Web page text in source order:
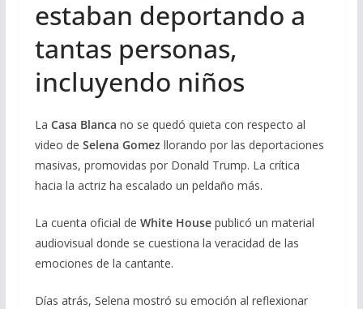
estaban deportando a
tantas personas,
incluyendo niños
La Casa Blanca no se quedó quieta con respecto al
video de Selena Gomez llorando por las deportaciones
masivas, promovidas por Donald Trump. La crítica
hacia la actriz ha escalado un peldaño más.
La cuenta oficial de White Housepublicó un material
audiovisual donde se cuestiona la veracidad de las
emociones de la cantante.
Días atrás, Selena mostró su emoción al reflexionar